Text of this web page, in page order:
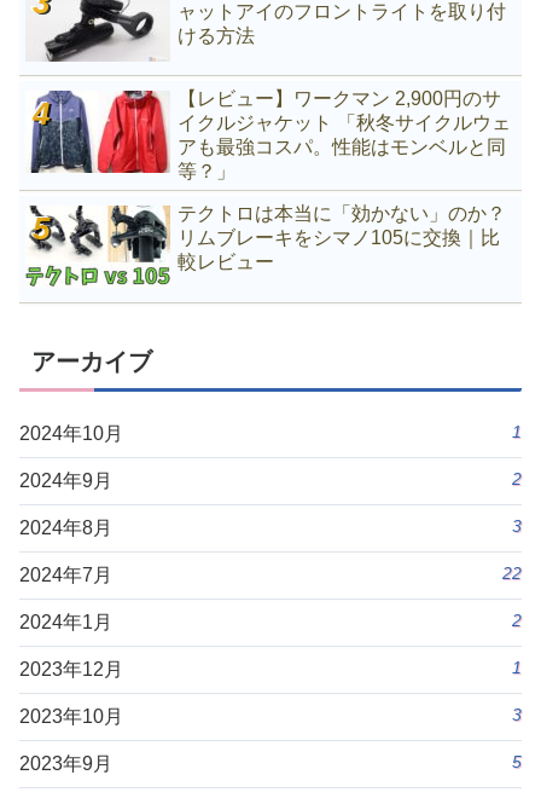
ャットアイのフロントライトを取り付
ける方法
【レビュー】ワークマン 2,900円のサ
イクルジャケット 「秋冬サイクルウェ
アも最強コスパ。性能はモンベルと同
等？」
テクトロは本当に「効かない」のか？
リムブレーキをシマノ105に交換｜比
較レビュー
アーカイブ
2024年10月 1
2024年9月 2
2024年8月 3
2024年7月 22
2024年1月 2
2023年12月 1
2023年10月 3
2023年9月 5